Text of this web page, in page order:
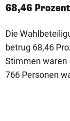
68,46
Die
betrug 68,46
Stimmen waren
766 Personen